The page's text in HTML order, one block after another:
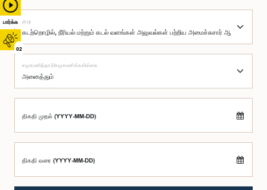
பார்க்க
02
குழு
சமூகமளித்தார்/சமூகமளிக்கவில்லை
திகதி முதல் (YYYY-MM-DD)
திகதி வரை (YYYY-MM-DD)